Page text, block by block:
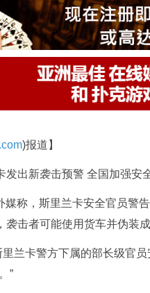
)报道】
出新袭击预警 全国加强安
称，斯里兰卡安全官员警告
击者可能使用货车并伪装成
卡警方下属的部长级官员
”